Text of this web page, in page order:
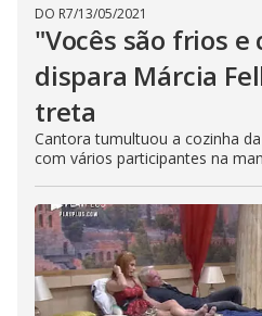
o
DO R7/13/05/2021
"Vocês são frios
dispara Márcia
treta
Cantora tumultuou a cozinha
com vários participantes na